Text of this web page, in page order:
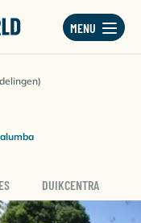
MENU
DUIKCENTRA